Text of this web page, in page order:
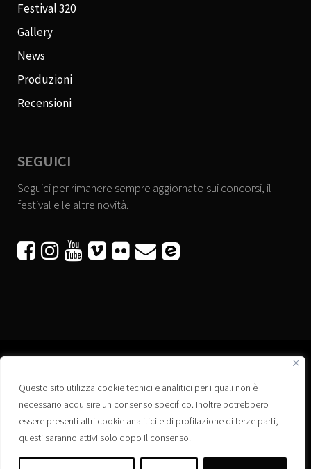
Questo sito utilizza cookie tecnici e analitici per i quali non è
necessario acquisire un consenso specifico. Inoltre potrebbero
essere presenti altri cookie analitici e di profilazione di terze parti,
questi saranno attivi solo dopo il consenso.
Festival 320
Gallery
News
Produzioni
Recensioni
SEGUICI
Seguici per rimanere sempre aggiornato sui concorsi, il
festival e le altre novità.
     
Associazione “Corti a Ponte” APS
Via Wagner, 42 - 35020 Ponte San Nicolò (PD)
C.F. 92223660280
Privacy policy
Registro delle Associazioni di Promozione Sociale – Regione Veneto –